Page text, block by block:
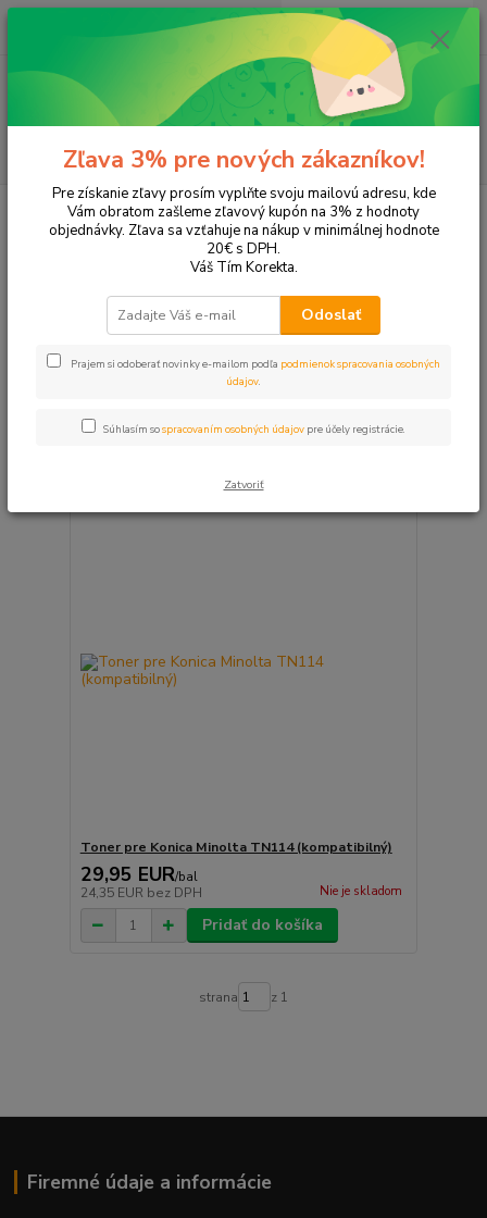
Hľadať
ks
za 0,00 EUR
Tonery a náplne do tlačiarní Konica Minolta Bizhub 1611
Upresniť parametre
Najdrahšie
Zobrazujem 1-1 z 1
Toner pre Konica Minolta TN114 (kompatibilný)
29,95 EUR/bal
24,35 EUR bez DPH Nie je skladom
Pridať do košíka
strana z 1
Firemné údaje a informácie
Zľava 3% pre nových zákazníkov!
Pre získanie zľavy prosím vyplňte svoju mailovú adresu, kde
Vám obratom zašleme zľavový kupón na 3% z hodnoty
objednávky. Zľava sa vzťahuje na nákup v minimálnej hodnote
20€ s DPH.
Váš Tím Korekta.
Odoslať
Prajem si odoberať novinky e-mailom podľa podmienok spracovania osobných
údajov.
Súhlasím sospracovaním osobných údajov pre účely registrácie.
Zatvoriť